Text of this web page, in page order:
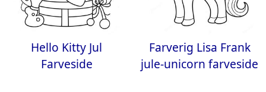
Hello Kitty Jul
Farveside
Farverig Lisa Frank
jule-unicorn farveside